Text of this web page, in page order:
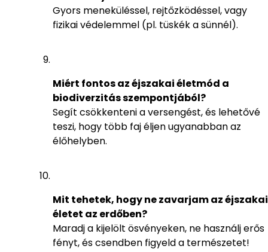
Gyors meneküléssel, rejtőzködéssel, vagy
fizikai védelemmel (pl. tüskék a sünnél).
Miért fontos az éjszakai életmód a
biodiverzitás szempontjából?
Segít csökkenteni a versengést, és lehetővé
teszi, hogy több faj éljen ugyanabban az
élőhelyben.
Mit tehetek, hogy ne zavarjam az éjszakai
életet az erdőben?
Maradj a kijelölt ösvényeken, ne használj erős
fényt, és csendben figyeld a természetet!